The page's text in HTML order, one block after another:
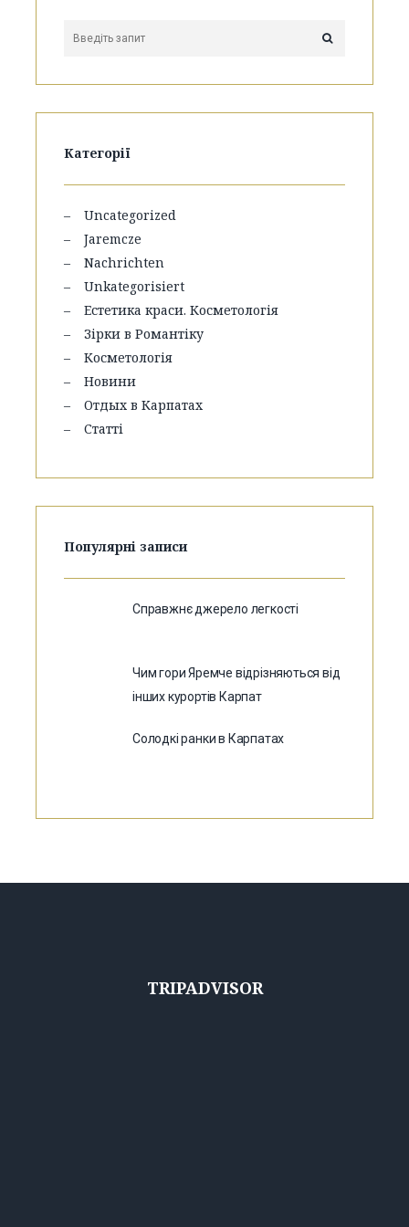
Категорії
Uncategorized
Jaremcze
Nachrichten
Unkategorisiert
Естетика краси. Косметологія
Зірки в Романтіку
Косметологія
Новини
Отдых в Карпатах
Статті
Популярні записи
Справжнє джерело легкості
Чим гори Яремче відрізняються від
інших курортів Карпат
Солодкі ранки в Карпатах
TRIPADVISOR